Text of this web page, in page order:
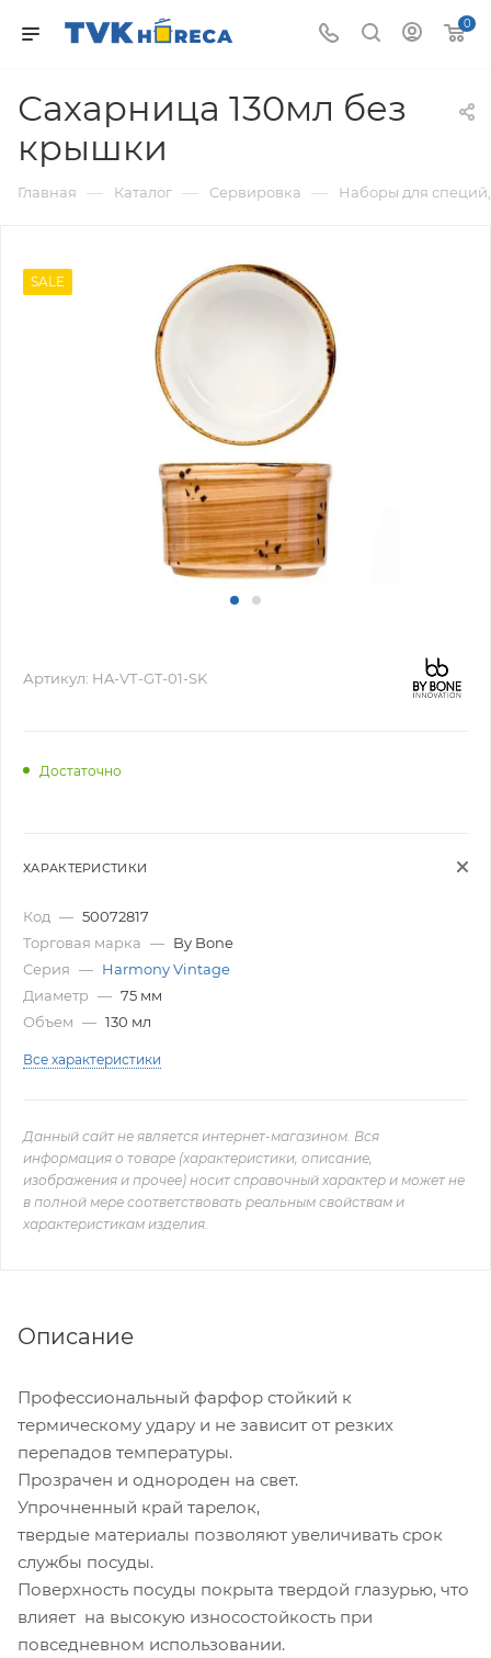
0
Сахарница 130мл без
крышки
Главная — Каталог — Сервировка — Наборы для
SALE
Артикул: HA-VТ-GT-01-SK
Достаточно
ХАРАКТЕРИСТИКИ
Код — 50072817
Торговая марка — By Bone
Серия — Harmony Vintage
Диаметр — 75 мм
Объем — 130 мл
Все характеристики
Данный сайт не является интернет-магазином. Вся
информация о товаре (характеристики, описание,
изображения и прочее) носит справочный характер и может не
в полной мере соответствовать реальным свойствам и
характеристикам изделия.
Описание
Профессиональный фарфор стойкий к
термическому удару и не зависит от резких
перепадов температуры.
Прозрачен и однороден на свет.
Упрочненный край тарелок,
твердые материалы позволяют увеличивать срок
службы посуды.
Поверхность посуды покрыта твердой глазурью, что
влияет на высокую износостойкость при
повседневном использовании.